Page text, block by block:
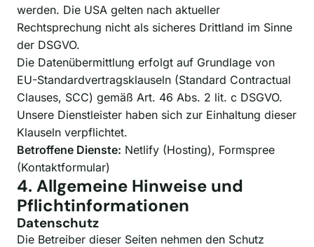
werden. Die USA gelten nach aktueller
Rechtsprechung nicht als sicheres Drittland im Sinne
der DSGVO.
Die Datenübermittlung erfolgt auf Grundlage von
EU-Standardvertragsklauseln (Standard Contractual
Clauses, SCC) gemäß Art. 46 Abs. 2 lit. c DSGVO.
Unsere Dienstleister haben sich zur Einhaltung dieser
Klauseln verpflichtet.
Betroffene Dienste: Netlify (Hosting), Formspree
(Kontaktformular)
4. Allgemeine Hinweise und
Pflichtinformationen
Datenschutz
Die Betreiber dieser Seiten nehmen den Schutz